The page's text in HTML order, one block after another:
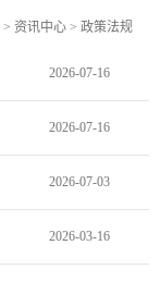
> 资讯中心 > 政策法规
2026-07-16
2026-07-16
2026-07-03
2026-03-16